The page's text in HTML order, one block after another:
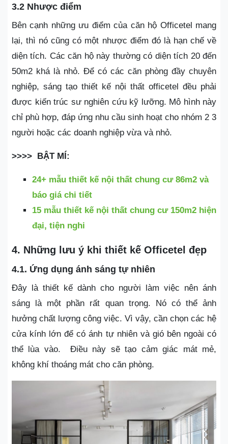
3.2 Nhược điểm
Bên cạnh những ưu điểm của căn hộ Officetel mang
lại, thì nó cũng có một nhược điểm đó là hạn chế về
diện tích. Các căn hộ này thường có diện tích 20 đến
50m2 khá là nhỏ. Để có các căn phòng đầy chuyên
nghiệp, sáng tạo thiết kế nội thất officetel đều phải
được kiến trúc sư nghiên cứu kỹ lưỡng. Mô hình này
chỉ phù hợp, đáp ứng nhu cầu sinh hoạt cho nhóm 2 3
người hoặc các doanh nghiệp vừa và nhỏ.
>>>> BẬT MÍ:
24+ mẫu thiết kế nội thất chung cư 86m2 và
báo giá chi tiết
15 mẫu thiết kế nội thất chung cư 150m2 hiện
đại, tiện nghi
4. Những lưu ý khi thiết kế Officetel đẹp
4.1. Ứng dụng ánh sáng tự nhiên
Đây là thiết kế dành cho người làm việc nên ánh
sáng là một phần rất quan trọng. Nó có thể ảnh
hưởng chất lượng công việc. Vì vậy, cần chọn các hệ
cửa kính lớn để có ánh tự nhiên và gió bên ngoài có
thể lùa vào. Điều này sẽ tạo cảm giác mát mẻ,
không khí thoáng mát cho căn phòng.